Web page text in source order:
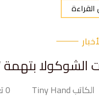
بتهمة
الكاتب Tiny Hand 0 تعليق